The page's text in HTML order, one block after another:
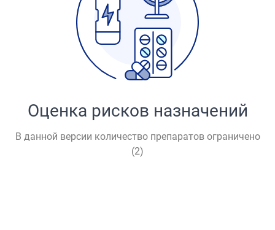
Оценка рисков назначений
В данной версии количество препаратов ограничено
(2)